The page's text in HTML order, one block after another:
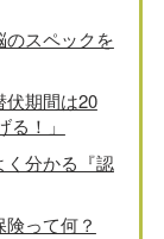
スペックを
伏期間は20
！」
く分かる『認
って何？